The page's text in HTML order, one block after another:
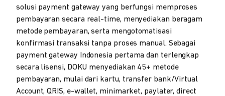
solusi payment gateway yang berfungsi memproses
pembayaran secara real-time, menyediakan beragam
metode pembayaran, serta mengotomatisasi
konfirmasi transaksi tanpa proses manual. Sebagai
payment gateway Indonesia pertama dan terlengkap
secara lisensi, DOKU menyediakan 45+ metode
pembayaran, mulai dari kartu, transfer bank/Virtual
Account, QRIS, e-wallet, minimarket, paylater, direct